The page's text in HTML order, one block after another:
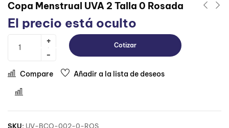
Copa Menstrual UVA 2 Talla 0 Rosada
El precio está oculto
Cotizar
Compare Añadir a la lista de deseos
SKU: UV-BCO-002-0-ROS